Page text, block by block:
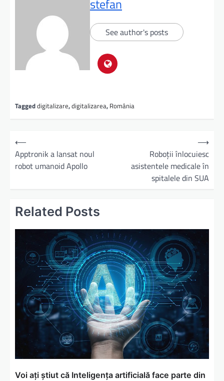
stefan
See author's posts
Taggeddigitalizare,digitalizarea, România
⟵
Apptronik a lansat noul
robot umanoid Apollo
Roboții înlocuiesc
asistentele medicale în
spitalele din SUA
⟶
Related Posts
Voi ați știut că Inteligența artificială face parte din